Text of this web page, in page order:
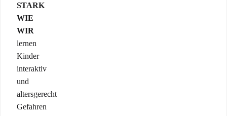
STARK
WIE
WIR
lernen
Kinder
interaktiv
und
altersgerecht
Gefahren